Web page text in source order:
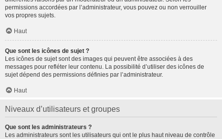
permissions accordées par l’administrateur, vous pouvez ou non verrouiller
vos propres sujets.
Haut
Que sont les icônes de sujet ?
Les icônes de sujet sont des images qui peuvent être associées à des
messages pour refléter leur contenu. La possibilité d’utiliser des icônes de
sujet dépend des permissions définies par l’administrateur.
Haut
Niveaux d’utilisateurs et groupes
Que sont les administrateurs ?
Les administrateurs sont les utilisateurs qui ont le plus haut niveau de contrôle